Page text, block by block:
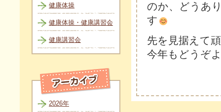
のか、どうあ
す
先を見据えて
今年もどうぞ
健康体操
健康体操・健康講習会
健康講習会
2026年